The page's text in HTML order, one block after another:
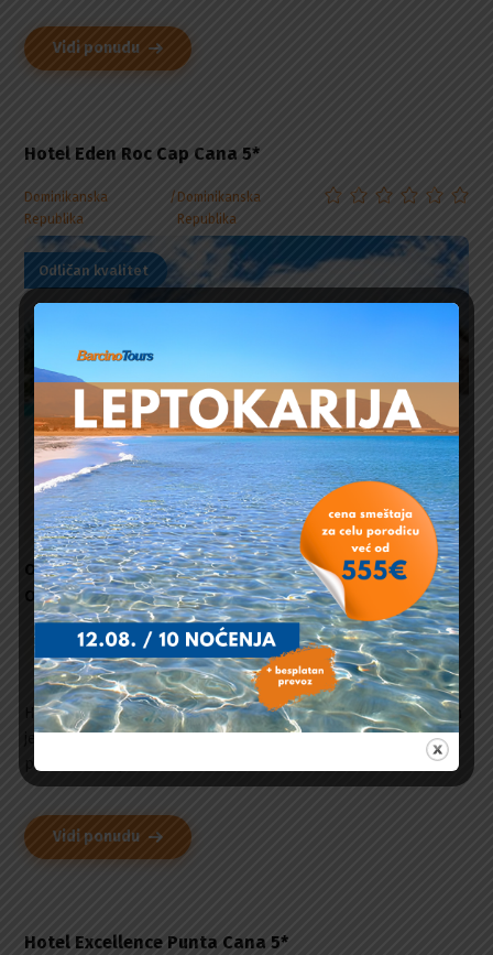
Vidi ponudu
Hotel Eden Roc Cap Cana 5*
Dominikanska
Republika
Dominikanska
Republika
Odličan kvalitet
Od Plaže: 3000 m Od Centra: 100000 m
Od Aerodroma: 15 km
Hotel Eden Roc Cap Cana 5* obuhvata 65 raskošnih smeštajnih
jedinica - od luksuznih butik vila do elegantnih apartmana uz
plažu. Pročitajte više o hotelu.
Vidi ponudu
Hotel Excellence Punta Cana 5*